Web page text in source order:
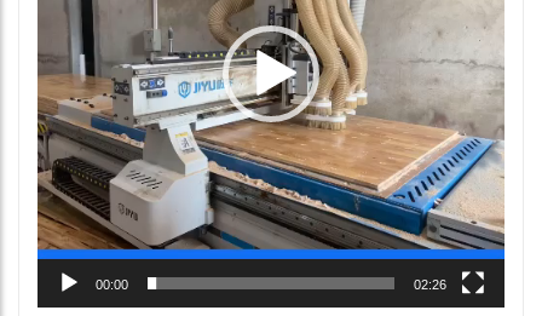
00:00 02:26
Ghế học sinh chân chữ L